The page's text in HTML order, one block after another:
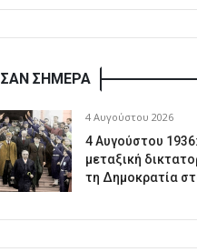
ΣΑΝ ΣΗΜΕΡΑ
4 Αυγούστου 2026
4 Αυγούστου
μεταξική
τη Δημοκρατία